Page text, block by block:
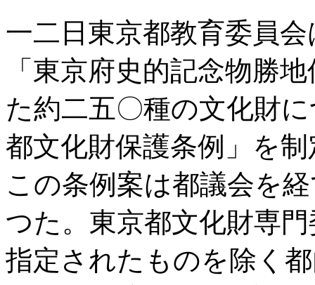
一二日東京都教育委員
「東京府史的記念物勝
た約二五〇種の文化財
都文化財保護条例」を
この条例案は都議会を
つた。東京都文化財専
指定されたものを除く